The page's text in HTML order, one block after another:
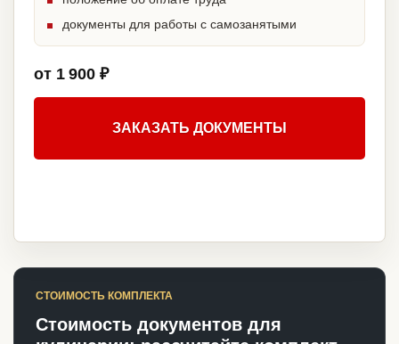
документы для работы с самозанятыми
от 1 900 ₽
ЗАКАЗАТЬ ДОКУМЕНТЫ
СТОИМОСТЬ КОМПЛЕКТА
Стоимость документов для